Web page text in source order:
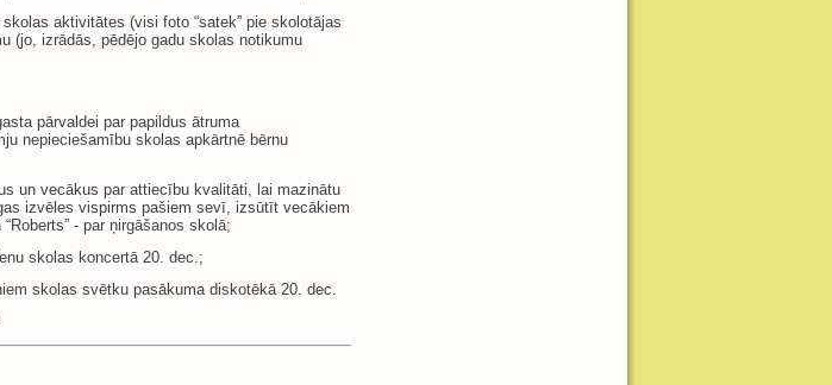
aktivitātes (visi foto “satek” pie skolotājas
(jo, izrādās, pēdējo gadu skolas notikumu
pārvaldei par papildus ātruma
nepieciešamību skolas apkārtnē bērnu
un vecākus par attiecību kvalitāti, lai mazinātu
izvēles vispirms pašiem sevī, izsūtīt vecākiem
- par ņirgāšanos skolā;
skolas koncertā 20. dec.;
skolas svētku pasākuma diskotēkā 20. dec.